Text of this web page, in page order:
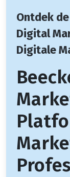
Ontdek
Digital
Digitale